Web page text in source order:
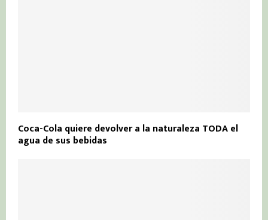
Coca-Cola quiere devolver a la naturaleza TODA el
agua de sus bebidas